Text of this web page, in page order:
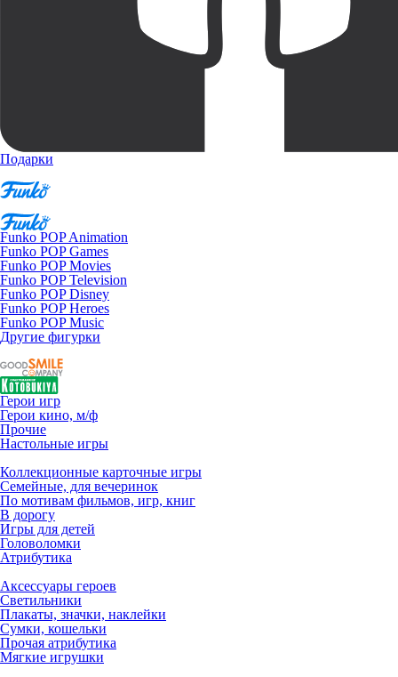
Подарки
Funko POP Animation
Funko POP Games
Funko POP Movies
Funko POP Television
Funko POP Disney
Funko POP Heroes
Funko POP Music
Другие фигурки
Герои игр
Герои кино, м/ф
Прочие
Настольные игры
Коллекционные карточные игры
Семейные, для вечеринок
По мотивам фильмов, игр, книг
В дорогу
Игры для детей
Головоломки
Атрибутика
Аксессуары героев
Светильники
Плакаты, значки, наклейки
Сумки, кошельки
Прочая атрибутика
Мягкие игрушки